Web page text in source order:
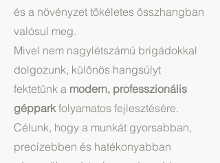
és a növényzet tökéletes összhangban
valósul meg.
Mivel nem nagylétszámú brigádokkal
dolgozunk, különös hangsúlyt
fektetünk a modern, professzionális
gépparkfolyamatos fejlesztésére.
Célunk, hogy a munkát gyorsabban,
precízebben és hatékonyabban